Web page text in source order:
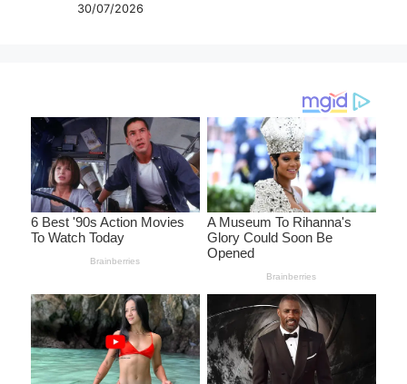
30/07/2026